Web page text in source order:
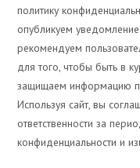
политику
опубликуем
рекомендуем
для того, чтобы быть в
защищаем информацию
Используя сайт, вы
ответственности за
конфиденциальности и